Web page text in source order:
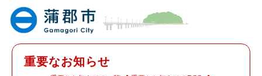
重要なお知らせ